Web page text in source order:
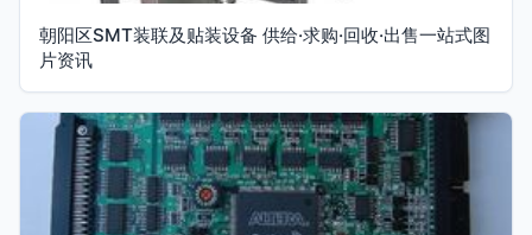
朝阳区SMT装联及贴装设备 供给·求购·回收·出售一站式图
片资讯